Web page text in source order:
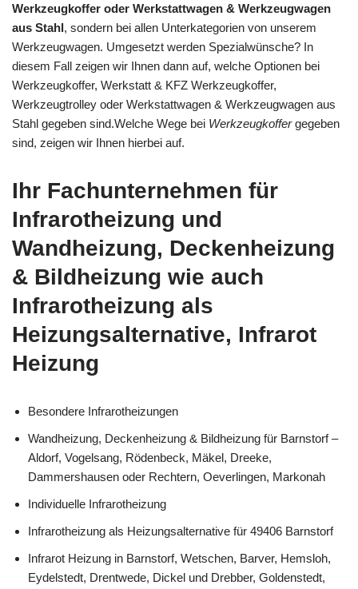
Werkzeugkoffer oder Werkstattwagen & Werkzeugwagen
aus Stahl, sondern bei allen Unterkategorien von unserem
Werkzeugwagen. Umgesetzt werden Spezialwünsche? In
diesem Fall zeigen wir Ihnen dann auf, welche Optionen bei
Werkzeugkoffer, Werkstatt & KFZ Werkzeugkoffer,
Werkzeugtrolley oder Werkstattwagen & Werkzeugwagen aus
Stahl gegeben sind.Welche Wege bei Werkzeugkoffergegeben
sind, zeigen wir Ihnen hierbei auf.
Ihr Fachunternehmen für
Infrarotheizung und
Wandheizung, Deckenheizung
& Bildheizung wie auch
Infrarotheizung als
Heizungsalternative, Infrarot
Heizung
Besondere Infrarotheizungen
Wandheizung, Deckenheizung & Bildheizung für Barnstorf –
Aldorf, Vogelsang, Rödenbeck, Mäkel, Dreeke,
Dammershausen oder Rechtern, Oeverlingen, Markonah
Individuelle Infrarotheizung
Infrarotheizung als Heizungsalternative für 49406 Barnstorf
Infrarot Heizung in Barnstorf, Wetschen, Barver, Hemsloh,
Eydelstedt, Drentwede, Dickel und Drebber, Goldenstedt,